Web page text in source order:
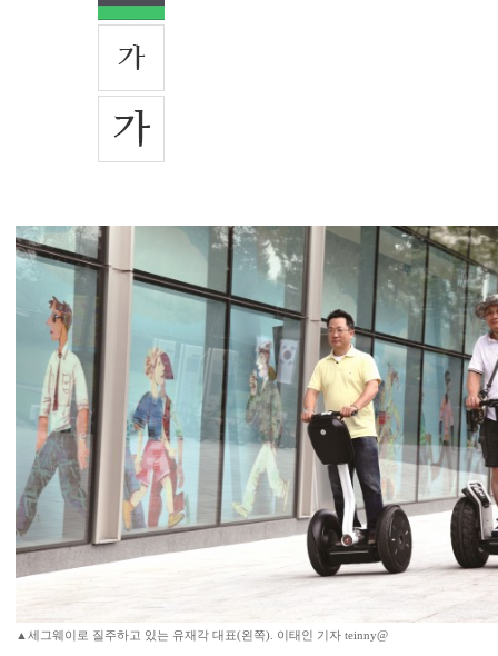
▲세그웨이로 질주하고 있는 유재각 대표(왼쪽). 이태인 기자 teinny@